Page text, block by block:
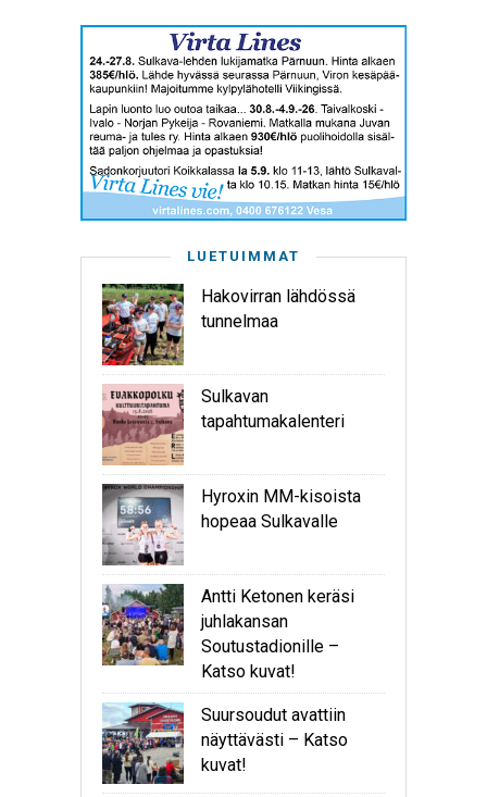
LUETUIMMAT
Hakovirran lähdössä
tunnelmaa
Sulkavan
tapahtumakalenteri
Hyroxin MM-kisoista
hopeaa Sulkavalle
Antti Ketonen keräsi
juhlakansan
Soutustadionille –
Katso kuvat!
Suursoudut avattiin
näyttävästi – Katso
kuvat!